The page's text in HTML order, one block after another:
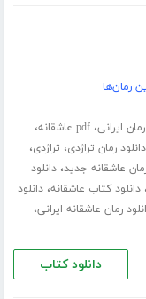
رمان‌ها
ایرانی،pdf عاشقانه ،
دانلود رمان تراژدی، تراژدی،
عاشقانه جدید،دانلود
،دانلود کتاب عاشقانه،دانلود
رمان عاشقانه ایرانی،
دانلود کتاب